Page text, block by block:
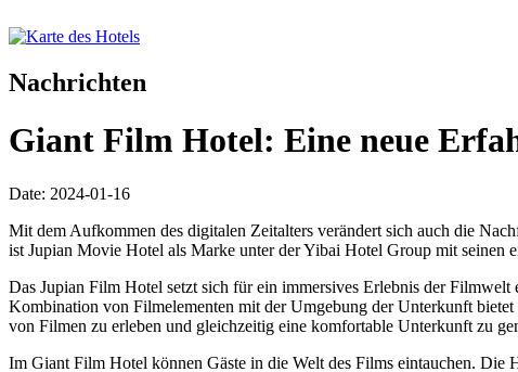
Nachrichten
Giant Film Hotel: Eine neue
Date: 2024-01-16
Mit dem Aufkommen des digitalen Zeitalters verändert sich auch die
ist Jupian Movie Hotel als Marke unter der Yibai Hotel Group mit seinen
Das Jupian Film Hotel setzt sich für ein immersives Erlebnis der
Kombination von Filmelementen mit der Umgebung der Unterkunft
von Filmen zu erleben und gleichzeitig eine komfortable Unterkunft zu
Im Giant Film Hotel können Gäste in die Welt des Films eintauchen. Die